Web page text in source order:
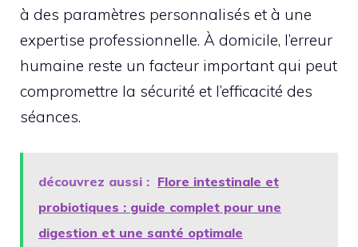
à des paramètres personnalisés et à une
expertise professionnelle. À domicile, l’erreur
humaine reste un facteur important qui peut
compromettre la sécurité et l’efficacité des
séances.
découvrez aussi : Flore intestinale et
probiotiques : guide complet pour une
digestion et une santé optimale